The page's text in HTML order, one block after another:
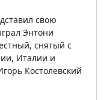
свою
Энтони
снятый с
Италии и
Костолевский